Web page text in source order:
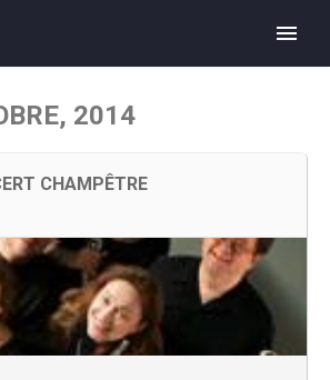
2014
CHAMPÊTRE